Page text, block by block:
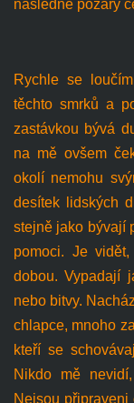
následně požáry
Rychle se
těchto smrků a
zastávkou bývá
na mě ovšem
okolí nemohu
desítek lidských
stejně jako bývají
pomoci. Je
dobou. Vypadají
nebo bitvy.
chlapce, mnoho
kteří se
Nikdo mě
Nejsou